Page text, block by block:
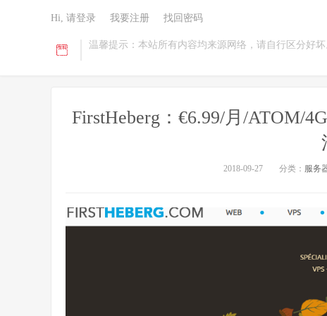
温馨提示：本站所有内容均来源网络，请自行区分好坏
Hi, 请登录 我要注册 找回密码
FirstHeberg：€6.99/月/ATOM/
2018-09-27 分类： 服务